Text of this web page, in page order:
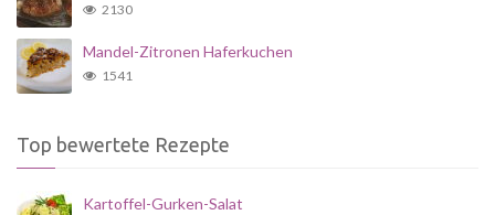
2130
Mandel-Zitronen Haferkuchen
1541
Top bewertete Rezepte
Kartoffel-Gurken-Salat